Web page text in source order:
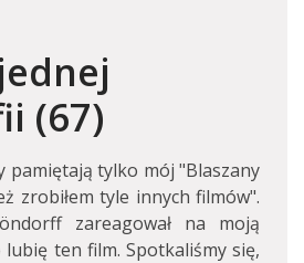
(67)
pamiętają tylko mój "Blaszany
zrobiłem tyle innych filmów".
zareagował na moją
ten film. Spotkaliśmy się,